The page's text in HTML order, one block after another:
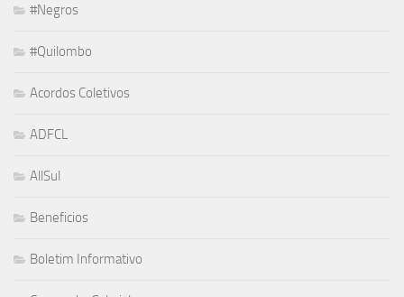
#Negros
#Quilombo
Acordos Coletivos
ADFCL
AllSul
Beneficios
Boletim Informativo